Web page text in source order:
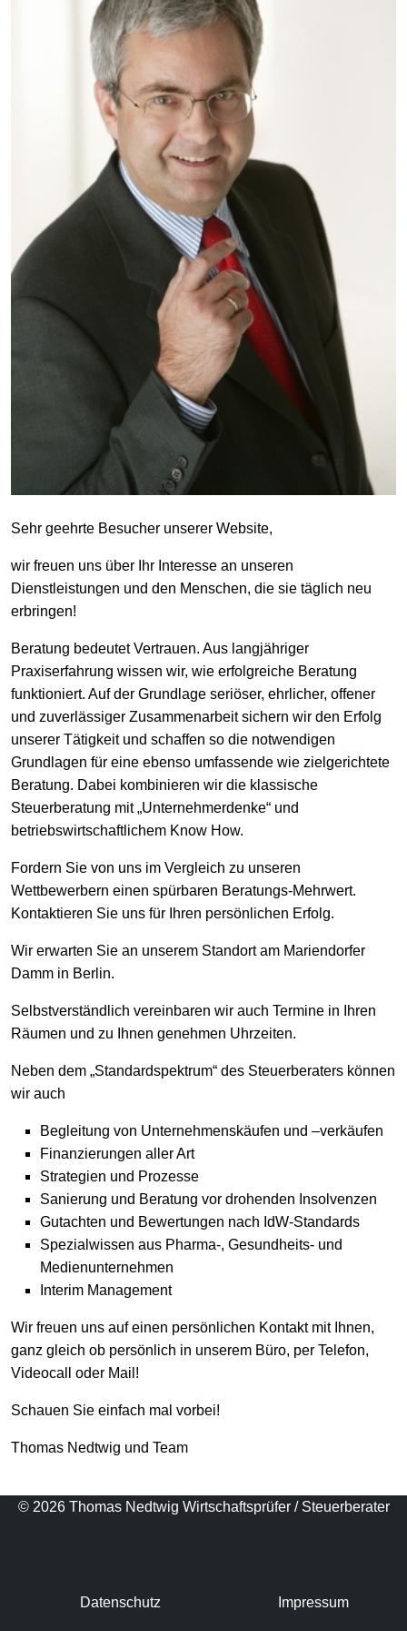
Sehr geehrte Besucher unserer Website,
wir freuen uns über Ihr Interesse an unseren
Dienstleistungen und den Menschen, die sie täglich neu
erbringen!
Beratung bedeutet Vertrauen. Aus langjähriger
Praxiserfahrung wissen wir, wie erfolgreiche Beratung
funktioniert. Auf der Grundlage seriöser, ehrlicher, offener
und zuverlässiger Zusammenarbeit sichern wir den Erfolg
unserer Tätigkeit und schaffen so die notwendigen
Grundlagen für eine ebenso umfassende wie zielgerichtete
Beratung. Dabei kombinieren wir die klassische
Steuerberatung mit „Unternehmerdenke“ und
betriebswirtschaftlichem Know How.
Fordern Sie von uns im Vergleich zu unseren
Wettbewerbern einen spürbaren Beratungs-Mehrwert.
Kontaktieren Sie uns für Ihren persönlichen Erfolg.
Wir erwarten Sie an unserem Standort am Mariendorfer
Damm in Berlin.
Selbstverständlich vereinbaren wir auch Termine in Ihren
Räumen und zu Ihnen genehmen Uhrzeiten.
Neben dem „Standardspektrum“ des Steuerberaters können
wir auch
Begleitung von Unternehmenskäufen und –verkäufen
Finanzierungen aller Art
Strategien und Prozesse
Sanierung und Beratung vor drohenden Insolvenzen
Gutachten und Bewertungen nach IdW-Standards
Spezialwissen aus Pharma-, Gesundheits- und
Medienunternehmen
Interim Management
Wir freuen uns auf einen persönlichen Kontakt mit Ihnen,
ganz gleich ob persönlich in unserem Büro, per Telefon,
Videocall oder Mail!
Schauen Sie einfach mal vorbei!
Thomas Nedtwig und Team
© 2026 Thomas Nedtwig Wirtschaftsprüfer / Steuerberater
Datenschutz Impressum